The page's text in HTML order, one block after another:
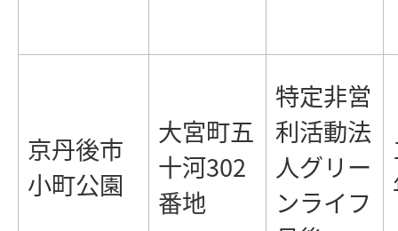
京丹後市
小町公園
大宮町五
十河302
番地
特定非営
利活動法
人グリー
ンライフ